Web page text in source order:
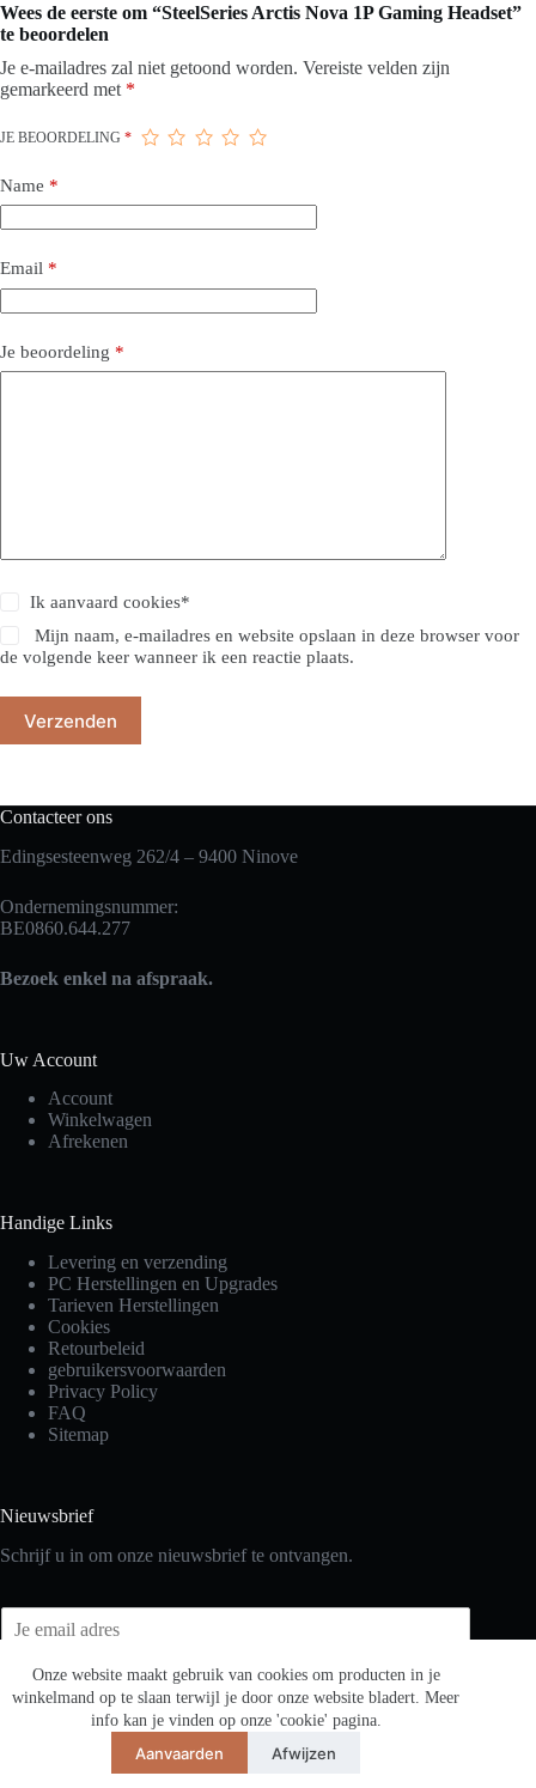
Onze website maakt gebruik van cookies om producten in je
winkelmand op te slaan terwijl je door onze website bladert. Meer
info kan je vinden op onze 'cookie' pagina.
Aanvaarden Afwijzen
Wees de eerste om “SteelSeries Arctis Nova 1P Gaming Headset”
te beoordelen
Je e-mailadres zal niet getoond worden. Vereiste velden zijn
gemarkeerd met *
JE BEOORDELING *
Name *
Email *
Je beoordeling *
Ik aanvaardcookies*
Mijn naam, e-mailadres en website opslaan in deze browser voor
de volgende keer wanneer ik een reactie plaats.
Verzenden
Contacteer ons
Edingsesteenweg 262/4 – 9400 Ninove
Ondernemingsnummer:
BE0860.644.277
Bezoek enkel na afspraak.
Uw Account
Account
Winkelwagen
Afrekenen
Handige Links
Levering en verzending
PC Herstellingen en Upgrades
Tarieven Herstellingen
Cookies
Retourbeleid
gebruikersvoorwaarden
Privacy Policy
FAQ
Sitemap
Nieuwsbrief
Schrijf u in om onze nieuwsbrief te ontvangen.
m
Schrijf je in
Copyright © 2026 - Lion